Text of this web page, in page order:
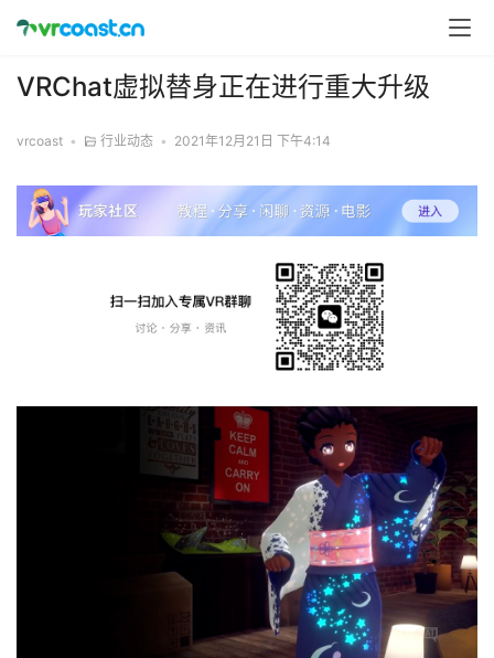
VRChat虚拟替身正在进行重大升级
vrcoast • 行业动态 • 2021年12月21日 下午4:14